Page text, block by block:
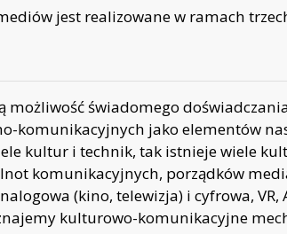
jest realizowane w ramach
świadomego
komunikacyjnych jako elementów
kultur i technik, tak istnieje wiele
komunikacyjnych, porządków
(kino, telewizja) i cyfrowa, VR,
kulturowo-komunikacyjne